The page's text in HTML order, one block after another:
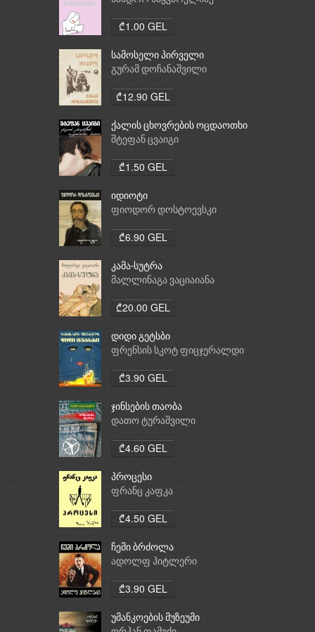
₾1.00 GEL
სამოსელი პირველი
გურამ დოჩანაშვილი
₾12.90 GEL
ქალის ცხოვრების ოცდაოთხი
საათი
შტეფან ცვაიგი
₾1.50 GEL
იდიოტი
ფიოდორ დოსტოევსკი
₾6.90 GEL
კამა-სუტრა
მალლინაგა ვაციაიანა
₾20.00 GEL
დიდი გეტსბი
ფრენსის სკოტ ფიცჯერალდი
₾3.90 GEL
ჯინსების თაობა
დათო ტურაშვილი
₾4.60 GEL
პროცესი
ფრანც კაფკა
₾4.50 GEL
ჩემი ბრძოლა
ადოლფ ჰიტლერი
₾3.90 GEL
უმანკოების მუზეუმი